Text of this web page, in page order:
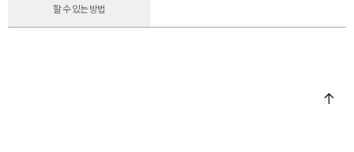
할 수 있는 방법